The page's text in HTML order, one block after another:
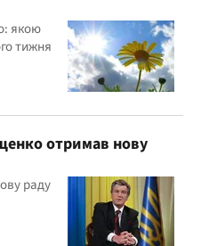
якою
тижня
отримав нову
раду